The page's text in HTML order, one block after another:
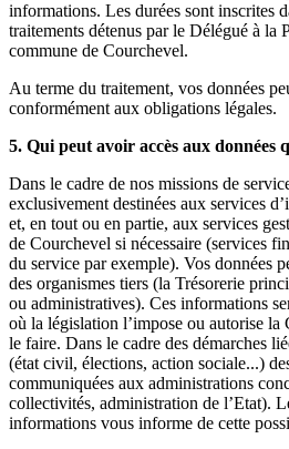
informations. Les durées sont inscrites
traitements détenus par le Délégué à la
commune de Courchevel.
Au terme du traitement, vos données
conformément aux obligations légales.
5. Qui peut avoir accès aux données
Dans le cadre de nos missions de
exclusivement destinées aux services
et, en tout ou en partie, aux services
de Courchevel si nécessaire (services
du service par exemple). Vos données
des organismes tiers (la Trésorerie
ou administratives). Ces informations
où la législation l’impose ou autorise la
le faire. Dans le cadre des démarches
(état civil, élections, action sociale...)
communiquées aux administrations
collectivités, administration de l’Etat).
informations vous informe de cette